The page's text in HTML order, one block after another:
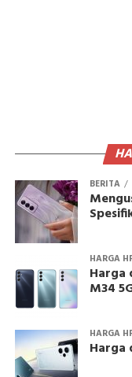
BERITA
HARGA
Harga
M34
HARGA
Harga